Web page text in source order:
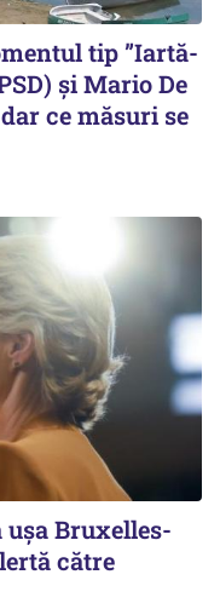
tip ”Iartă-
și Mario De
ce măsuri se
ușa Bruxelles-
către